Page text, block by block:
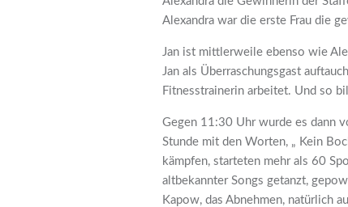
Alexandra war die erste Frau die
Jan ist mittlerweile ebenso wie
Jan als Überraschungsgast
Fitnesstrainerin arbeitet. Und so
Gegen 11:30 Uhr wurde es dann
Stunde mit den Worten, „ Kein
kämpfen, starteten mehr als 60
altbekannter Songs getanzt,
Kapow, das Abnehmen, natürlich